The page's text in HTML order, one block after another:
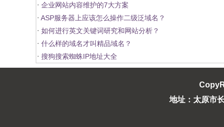
· 企业网站内容维护的7大方案
· ASP服务器上应该怎么操作二级泛域名？
· 如何进行英文关键词研究和网站分析？
· 什么样的域名才叫精品域名？
· 搜狗搜索蜘蛛IP地址大全
地址：太原市